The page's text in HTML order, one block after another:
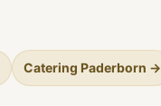
Catering Paderborn →